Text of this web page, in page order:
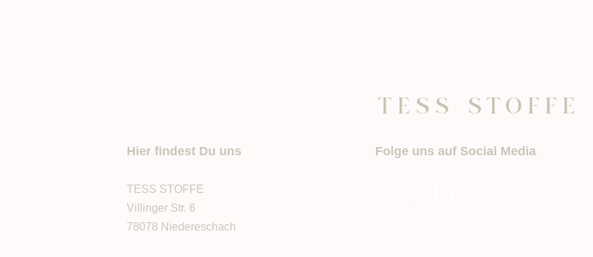
TESS STOFFE
Hier findest Du uns
TESS STOFFE
Villinger Str. 6
78078 Niedereschach
Folge uns auf Social Media